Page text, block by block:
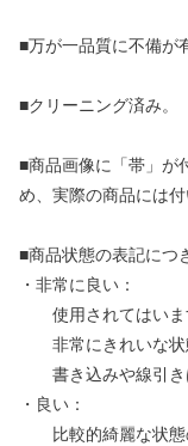
■万が一品質に不備が
■クリーニング済み。
■商品画像に「帯」が
め、実際の商品には
■商品状態の表記につ
・非常に良い：
使用されてはいま
非常にきれいな状
書き込みや線引き
・良い：
比較的綺麗な状態